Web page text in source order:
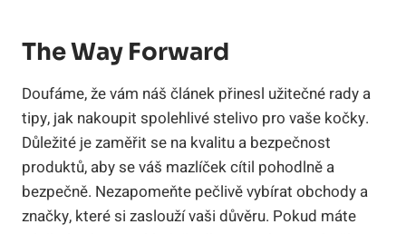
The Way Forward
Doufáme, že vám náš článek přinesl užitečné rady a
tipy, jak nakoupit spolehlivé stelivo pro vaše kočky.
Důležité je zaměřit se na kvalitu a bezpečnost
produktů, aby se váš mazlíček cítil pohodlně a
bezpečně. Nezapomeňte pečlivě vybírat obchody a
značky, které si zaslouží vaši důvěru. Pokud máte